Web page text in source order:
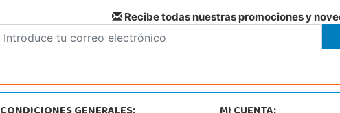
Recibe todas nuestras promociones y